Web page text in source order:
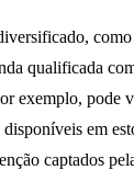
qualificada
exemplo, pode
em
captados